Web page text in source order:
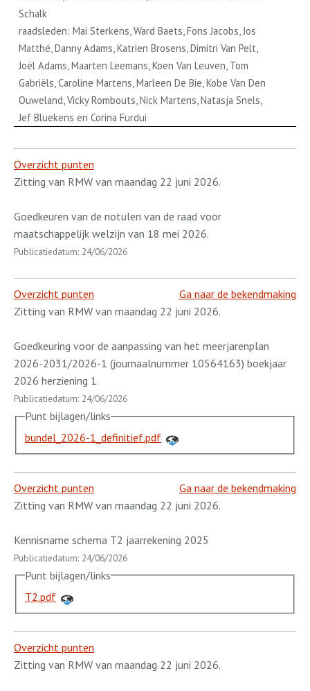
Schalk
raadsleden: Mai Sterkens, Ward Baets, Fons Jacobs, Jos
Matthé, Danny Adams, Katrien Brosens, Dimitri Van Pelt,
Joël Adams, Maarten Leemans, Koen Van Leuven, Tom
Gabriëls, Caroline Martens, Marleen De Bie, Kobe Van Den
Ouweland, Vicky Rombouts, Nick Martens, Natasja Snels,
Jef Bluekens en Corina Furdui
Overzicht punten
Zitting van RMW van maandag 22 juni 2026.
Goedkeuren van de notulen van de raad voor
maatschappelijk welzijn van 18 mei 2026.
Publicatiedatum: 24/06/2026
Overzicht punten
Ga naar de bekendmaking
Zitting van RMW van maandag 22 juni 2026.
Goedkeuring voor de aanpassing van het meerjarenplan
2026-2031/2026-1 (journaalnummer 10564163) boekjaar
2026 herziening 1.
Publicatiedatum: 24/06/2026
Punt bijlagen/links
bundel_2026-1_definitief.pdf
Overzicht punten
Ga naar de bekendmaking
Zitting van RMW van maandag 22 juni 2026.
Kennisname schema T2 jaarrekening 2025
Publicatiedatum: 24/06/2026
Punt bijlagen/links
T2.pdf
Overzicht punten
Zitting van RMW van maandag 22 juni 2026.